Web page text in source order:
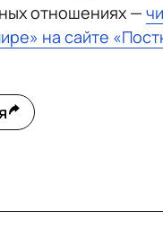
отношениях —
на сайте